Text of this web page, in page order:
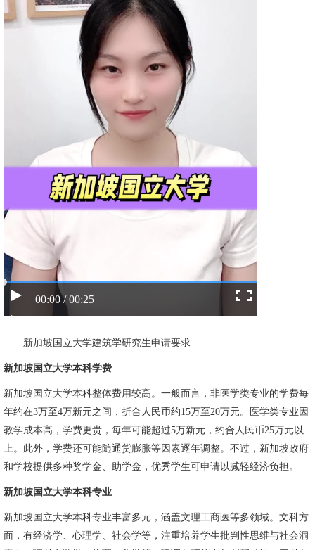
00:00 / 00:25
新加坡国立大学建筑学研究生申请要求
新加坡国立大学本科学费
新加坡国立大学本科整体费用较高。一般而言，非医学类专业的学费每
年约在3万至4万新元之间，折合人民币约15万至20万元。医学类专业因
教学成本高，学费更贵，每年可能超过5万新元，约合人民币25万元以
上。此外，学费还可能随通货膨胀等因素逐年调整。不过，新加坡政府
和学校提供多种奖学金、助学金，优秀学生可申请以减轻经济负担。
新加坡国立大学本科专业
新加坡国立大学本科专业丰富多元，涵盖文理工商医等多领域。文科方
面，有经济学、心理学、社会学等，注重培养学生批判性思维与社会洞